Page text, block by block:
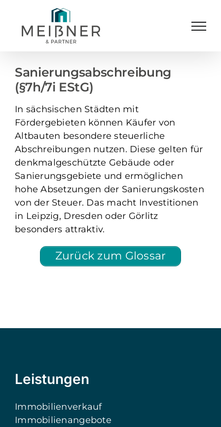
content
Sanierungsabschreibung
(§7h/7i EStG)
In sächsischen Städten mit
Fördergebieten können Käufer von
Altbauten besondere steuerliche
Abschreibungen nutzen. Diese gelten für
denkmalgeschützte Gebäude oder
Sanierungsgebiete und ermöglichen
hohe Absetzungen der Sanierungskosten
von der Steuer. Das macht Investitionen
in Leipzig, Dresden oder Görlitz
besonders attraktiv.
Zurück zum Glossar
Leistungen
Immobilienverkauf
Immobilienangebote